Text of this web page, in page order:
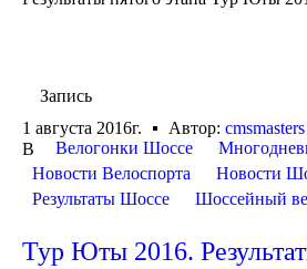
Запись
1 августа 2016г.
Автор: cmsmasters
В
Велогонки Шоссе
Новости Велоспорта
Новости
Результаты Шоссе
Шоссейный
Тур Юты 2016.